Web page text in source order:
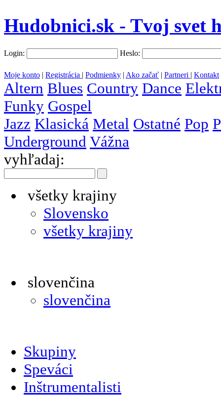
Hudobnici.sk - Tvoj svet
Login: Heslo:
Moje konto | Registrácia | Podmienky | Ako začať | Partneri | Kontakt
Altern Blues Country Dance
Funky Gospel
Jazz Klasická Metal Ostatné Pop
Underground Vážna
vyhľadaj:
všetky krajiny
Slovensko
všetky krajiny
slovenčina
slovenčina
Skupiny
Speváci
Inštrumentalisti